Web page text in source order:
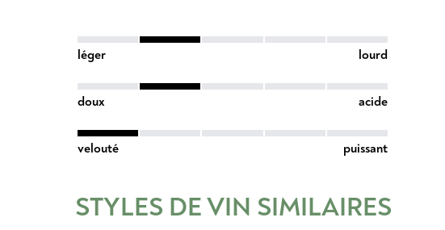
léger lourd
doux acide
velouté puissant
STYLES DE VIN SIMILAIRES